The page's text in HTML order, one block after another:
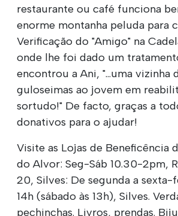
restaurante ou café funciona
enorme montanha peluda para
Verificação do "Amigo" na
onde lhe foi dado um
encontrou a Ani, "...uma vizinha
guloseimas ao jovem em
sortudo!" De facto, graças a
donativos para o ajudar!
Visite as Lojas de Beneficência
do Alvor: Seg-Sáb 10.30-2pm,
20, Silves: De segunda a sexta-
14h (sábado às 13h), Silves.
pechinchas. Livros, prendas.